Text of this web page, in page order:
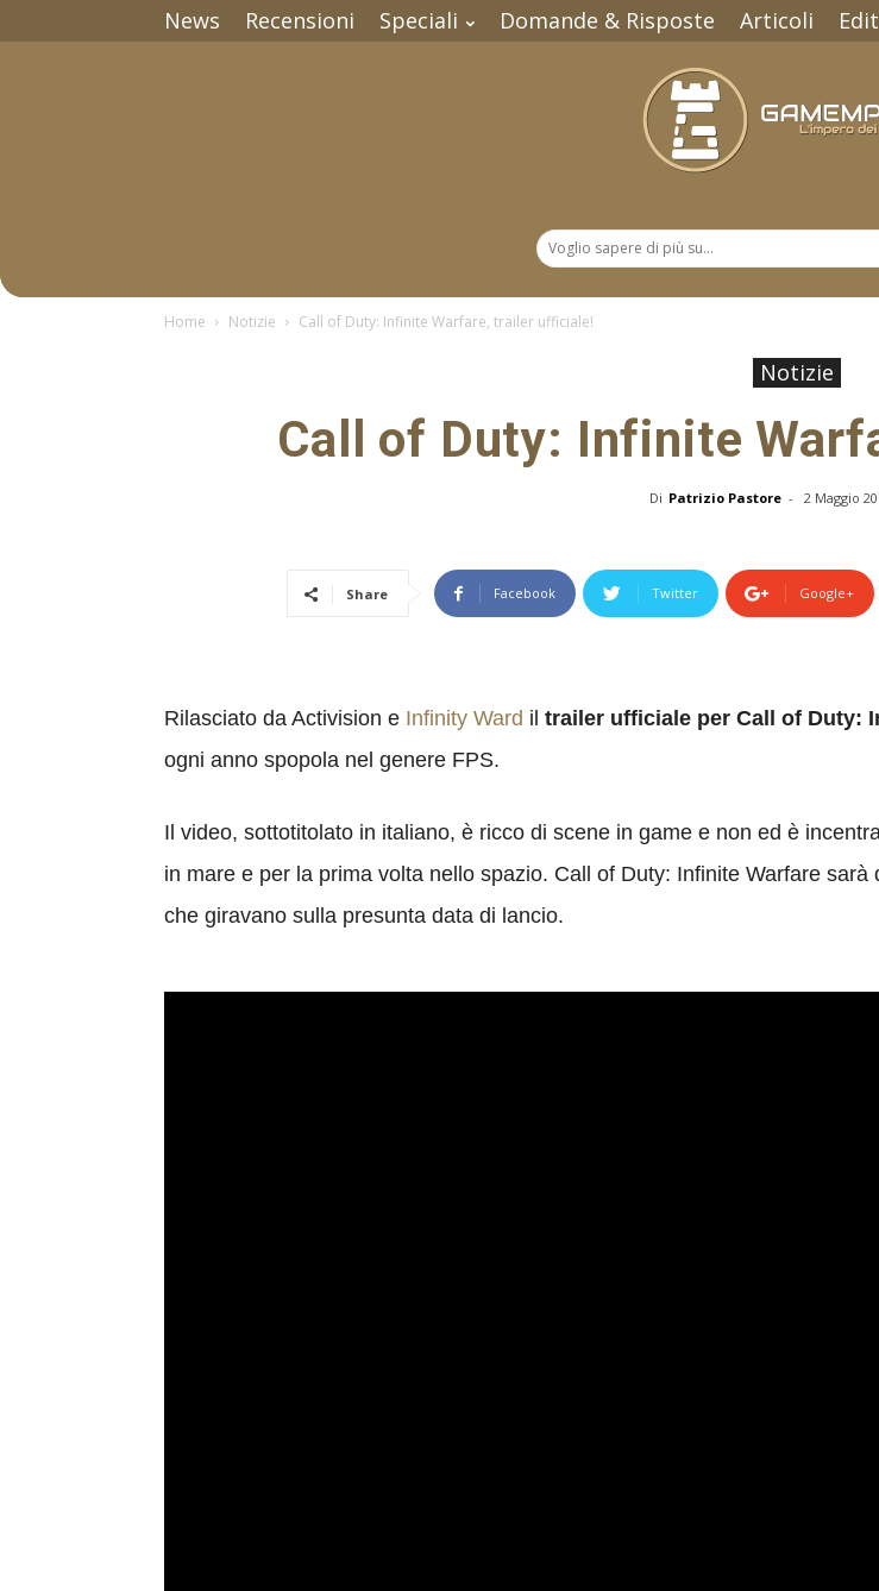
News Recensioni Speciali Domande & Risposte Articoli
Home Notizie Call of Duty: Infinite Warfare, trailer ufficiale!
Notizie
Call of Duty: Infinite
Di Patrizio Pastore - 2 Maggio
Share Facebook Twitter Google+
Rilasciato da Activision e Infinity Ward il trailer ufficiale per Call of Duty:
ogni anno spopola nel genere FPS.
Il video, sottotitolato in italiano, è ricco di scene in game e non ed è
in mare e per la prima volta nello spazio. Call of Duty: Infinite Warfare
che giravano sulla presunta data di lancio.